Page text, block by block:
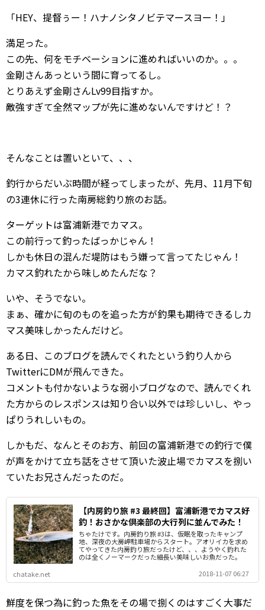
「HEY、提督ぅー！ハナノシタノビテマースヨー！」
満足った。
この先、何をモチベーションに進めればいいのか。。。
金剛さんあっという間に育ってるし。
とりあえず金剛さんLv99目指すか。
敵強すぎて全然マップが先に進めないんですけど！？
そんなことは置いといて、、、
釣行からだいぶ時間が経ってしまったが、先月、11月下旬
の3連休に行った南房総釣り旅のお話。
ターゲットは富浦新港でカマス。
この前行って釣ったばっかじゃん！
しかも休日の混んだ堤防はもう嫌って言ってたじゃん！
カマス釣れたから味しめたんだな？
いや、そうでない。
まぁ、確かに旬のものを追った方が釣果も期待できるしカ
マス美味しかったんだけど。
ある日、このブログを読んでくれたという釣り人から
TwitterにDMが飛んできた。
コメントも付かないような弱小ブログなので、読んでくれ
た方からのレスポンスは知り合い以外では珍しいし、やっ
ぱりうれしいもの。
しかもだ、なんとそのお方、前回の富浦新港での釣行で僕
が声をかけて立ち話をさせて頂いた波止場でカマスを捌い
ていたお兄さんだったのだ。
【内房釣り旅 #3 最終回】富浦新港でカマス好
釣！おさかな倶楽部の大行列に並んでみた！
ちゃたけです。内房釣り旅 #3は、仮眠を取ったキャンプ
地、深夜の大房岬駐車場からスタート。アオリイカを求め
てやってきた内房釣り旅だったけど、、、ようやく釣れた
のは全くノーマークだった細長い美味しいお魚だった。
chatake.net
2018-11-07 06:27
鮮度を保つ為に釣った魚をその場で捌くのはすごく大事だ